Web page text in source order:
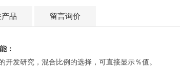
品 留言询价
：
开发研究，混合比例的选择，可直接显示％值。